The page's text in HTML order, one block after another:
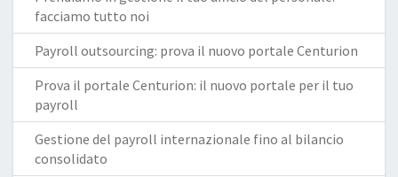
facciamo tutto noi
Payroll outsourcing: prova il nuovo portale Centurion
Prova il portale Centurion: il nuovo portale per il tuo
payroll
Gestione del payroll internazionale fino al bilancio
consolidato